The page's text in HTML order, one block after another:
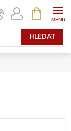
HLEDAT
NÁKUPNÍ
KOŠÍK